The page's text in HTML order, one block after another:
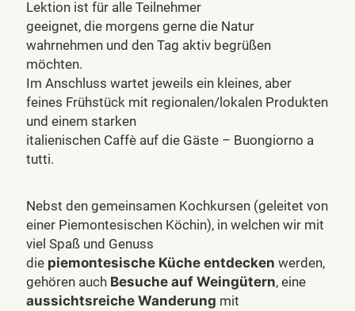
Lektion ist für alle Teilnehmer
geeignet, die morgens gerne die Natur
wahrnehmen und den Tag aktiv begrüßen
möchten.
Im Anschluss wartet jeweils ein kleines, aber
feines Frühstück mit regionalen/lokalen Produkten
und einem starken
italienischen Caffè auf die Gäste – Buongiorno a
tutti.
Nebst den gemeinsamen Kochkursen (geleitet von
einer Piemontesischen Köchin), in welchen wir mit
viel Spaß und Genuss
die piemontesische Küche entdecken werden,
gehören auch Besuche auf Weingütern, eine
aussichtsreiche Wanderung mit